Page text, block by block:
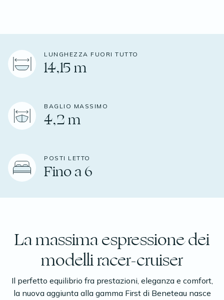
LUNGHEZZA FUORI TUTTO
14,15 m
BAGLIO MASSIMO
4,2 m
POSTI LETTO
Fino a 6
La massima espressione dei
modelli racer-cruiser
Il perfetto equilibrio fra prestazioni, eleganza e comfort,
la nuova aggiunta alla gamma First di Beneteau nasce